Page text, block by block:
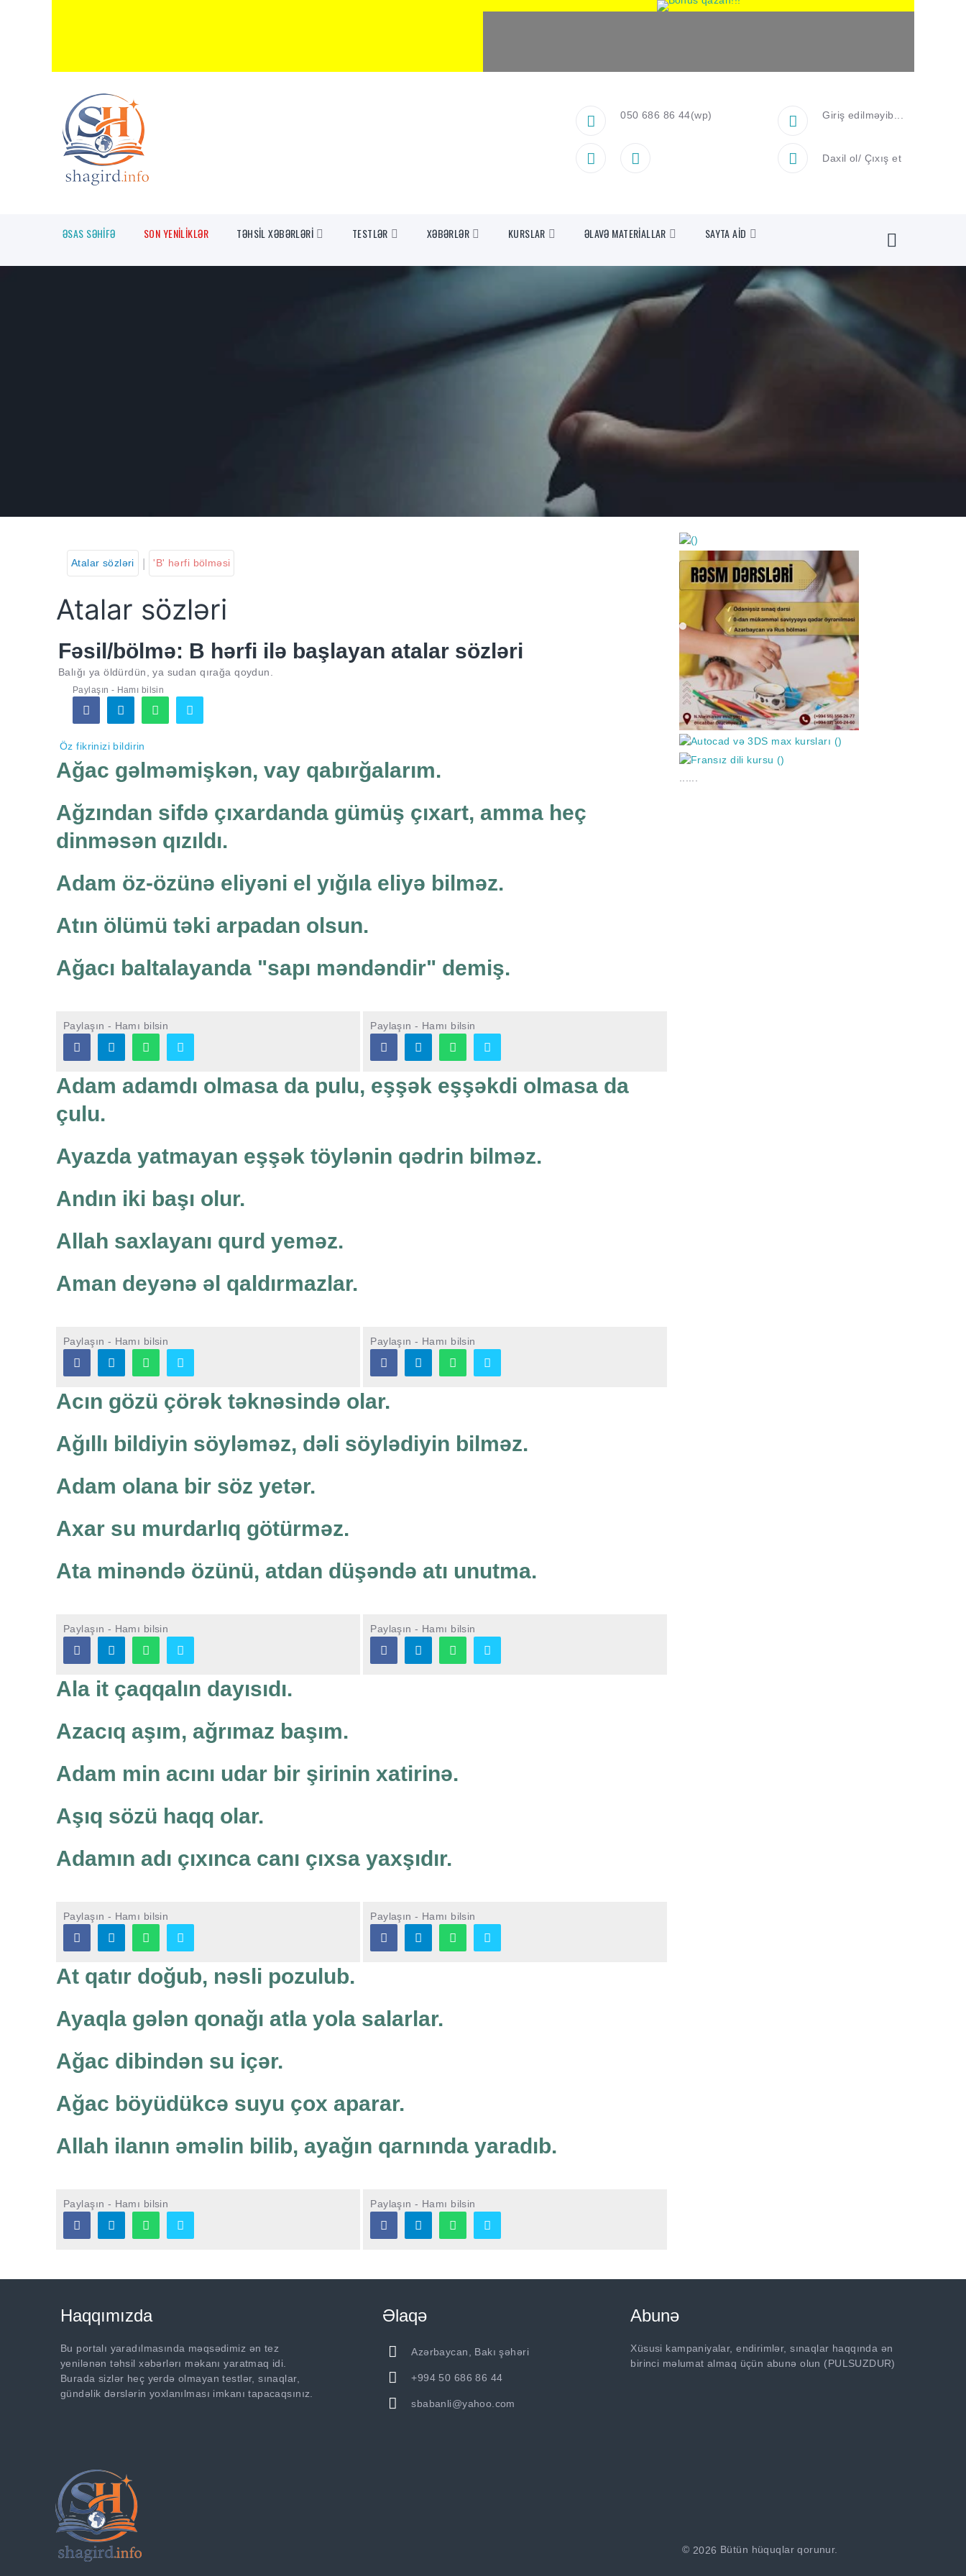
050 686 86 44(wp) Giriş edilməyib...
Daxil ol/ Çıxış et
ƏSAS SƏHİFƏ SON YENİLİKLƏR TƏHSİL XƏBƏRLƏRİ TESTLƏR XƏBƏRLƏR KURSLAR ƏLAVƏ MATERİALLAR SAYTA AİD
Atalar sözləri 'B' hərfi bölməsi
Atalar sözləri
Fəsil/bölmə: B hərfi ilə başlayan atalar sözləri
Balığı ya öldürdün, ya sudan qırağa qoydun.
Paylaşın - Hamı bilsin
Öz fikrinizi bildirin
Ağac gəlməmişkən, vay qabırğalarım.
Ağzından sifdə çıxardanda gümüş çıxart, amma heç
dinməsən qızıldı.
Adam öz-özünə eliyəni el yığıla eliyə bilməz.
Atın ölümü təki arpadan olsun.
Ağacı baltalayanda "sapı məndəndir" demiş.
Paylaşın - Hamı bilsin Paylaşın - Hamı bilsin
Adam adamdı olmasa da pulu, eşşək eşşəkdi olmasa da
çulu.
Ayazda yatmayan eşşək töylənin qədrin bilməz.
Andın iki başı olur.
Allah saxlayanı qurd yeməz.
Aman deyənə əl qaldırmazlar.
Paylaşın - Hamı bilsin Paylaşın - Hamı bilsin
Acın gözü çörək təknəsində olar.
Ağıllı bildiyin söyləməz, dəli söylədiyin bilməz.
Adam olana bir söz yetər.
Axar su murdarlıq götürməz.
Ata minəndə özünü, atdan düşəndə atı unutma.
Paylaşın - Hamı bilsin Paylaşın - Hamı bilsin
Ala it çaqqalın dayısıdı.
Azacıq aşım, ağrımaz başım.
Adam min acını udar bir şirinin xatirinə.
Aşıq sözü haqq olar.
Adamın adı çıxınca canı çıxsa yaxşıdır.
Paylaşın - Hamı bilsin Paylaşın - Hamı bilsin
At qatır doğub, nəsli pozulub.
Ayaqla gələn qonağı atla yola salarlar.
Ağac dibindən su içər.
Ağac böyüdükcə suyu çox aparar.
Allah ilanın əməlin bilib, ayağın qarnında yaradıb.
Paylaşın - Hamı bilsin Paylaşın - Hamı bilsin
https://wa.me/994552244433
Haqqımızda
Bu portalı yaradılmasında məqsədimiz ən tez
yenilənən təhsil xəbərlərı məkanı yaratmaq idi.
Burada sizlər heç yerdə olmayan testlər, sınaqlar,
gündəlik dərslərin yoxlanılması imkanı tapacaqsınız.
Əlaqə
Azərbaycan, Bakı şəhəri
+994 50 686 86 44
sbabanli@yahoo.com
Abunə
Xüsusi kampaniyalar, endirimlər, sınaqlar haqqında ən
birinci məlumat almaq üçün abunə olun (PULSUZDUR)
© 2026 Bütün hüquqlar qorunur.